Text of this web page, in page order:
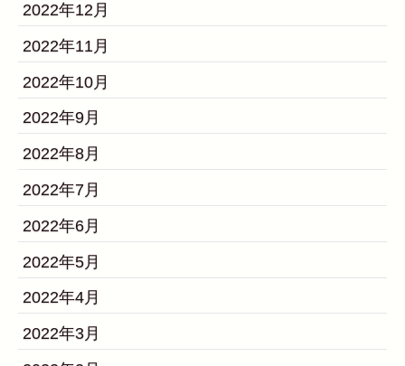
2022年12月
2022年11月
2022年10月
2022年9月
2022年8月
2022年7月
2022年6月
2022年5月
2022年4月
2022年3月